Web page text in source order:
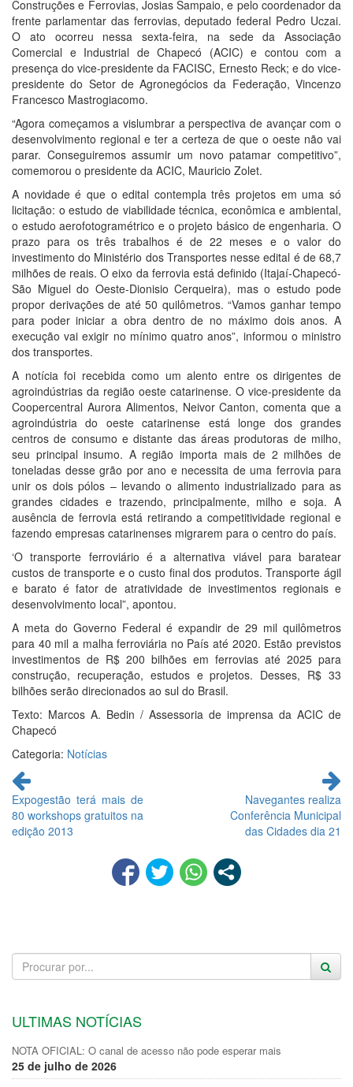
Construções e Ferrovias, Josias Sampaio, e pelo coordenador da
frente parlamentar das ferrovias, deputado federal Pedro Uczai.
O ato ocorreu nessa sexta-feira, na sede da Associação
Comercial e Industrial de Chapecó (ACIC) e contou com a
presença do vice-presidente da FACISC, Ernesto Reck; e do vice-
presidente do Setor de Agronegócios da Federação, Vincenzo
Francesco Mastrogiacomo.
“Agora começamos a vislumbrar a perspectiva de avançar com o
desenvolvimento regional e ter a certeza de que o oeste não vai
parar. Conseguiremos assumir um novo patamar competitivo”,
comemorou o presidente da ACIC, Mauricio Zolet.
A novidade é que o edital contempla três projetos em uma só
licitação: o estudo de viabilidade técnica, econômica e ambiental,
o estudo aerofotogramétrico e o projeto básico de engenharia. O
prazo para os três trabalhos é de 22 meses e o valor do
investimento do Ministério dos Transportes nesse edital é de 68,7
milhões de reais. O eixo da ferrovia está definido (Itajaí-Chapecó-
São Miguel do Oeste-Dionisio Cerqueira), mas o estudo pode
propor derivações de até 50 quilômetros. “Vamos ganhar tempo
para poder iniciar a obra dentro de no máximo dois anos. A
execução vai exigir no mínimo quatro anos”, informou o ministro
dos transportes.
A notícia foi recebida como um alento entre os dirigentes de
agroindústrias da região oeste catarinense. O vice-presidente da
Coopercentral Aurora Alimentos, Neivor Canton, comenta que a
agroindústria do oeste catarinense está longe dos grandes
centros de consumo e distante das áreas produtoras de milho,
seu principal insumo. A região importa mais de 2 milhões de
toneladas desse grão por ano e necessita de uma ferrovia para
unir os dois pólos – levando o alimento industrializado para as
grandes cidades e trazendo, principalmente, milho e soja. A
ausência de ferrovia está retirando a competitividade regional e
fazendo empresas catarinenses migrarem para o centro do país.
‘O transporte ferroviário é a alternativa viável para baratear
custos de transporte e o custo final dos produtos. Transporte ágil
e barato é fator de atratividade de investimentos regionais e
desenvolvimento local”, apontou.
A meta do Governo Federal é expandir de 29 mil quilômetros
para 40 mil a malha ferroviária no País até 2020. Estão previstos
investimentos de R$ 200 bilhões em ferrovias até 2025 para
construção, recuperação, estudos e projetos. Desses, R$ 33
bilhões serão direcionados ao sul do Brasil.
Texto: Marcos A. Bedin / Assessoria de imprensa da ACIC de
Chapecó
Categoria: Notícias
Continue
lendo
Expogestão terá mais de
80 workshops gratuitos na
edição 2013
Navegantes realiza
Conferência Municipal
das Cidades dia 21
ULTIMAS NOTÍCIAS
NOTA OFICIAL: O canal de acesso não pode esperar mais
25 de julho de 2026